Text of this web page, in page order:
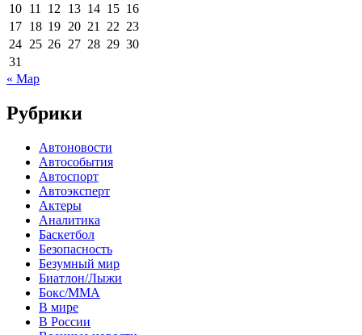
10 11 12 13 14 15 16
17 18 19 20 21 22 23
24 25 26 27 28 29 30
31
« Мар
Рубрики
Автоновости
Автособытия
Автоспорт
Автоэксперт
Актеры
Аналитика
Баскетбол
Безопасность
Безумный мир
Биатлон/Лыжи
Бокс/MMA
В мире
В России